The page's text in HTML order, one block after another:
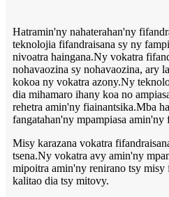
Hatramin'ny nahaterahan'ny
teknolojia fifandraisana sy ny
nivoatra haingana.Ny vokatra
nohavaozina sy nohavaozina, ary
kokoa ny vokatra azony.Ny
dia mihamaro ihany koa no
rehetra amin'ny fiainantsika.Mba
fangatahan'ny mpampiasa amin'ny
Misy karazana vokatra
tsena.Ny vokatra avy amin'ny
mipoitra amin'ny renirano tsy
kalitao dia tsy mitovy.